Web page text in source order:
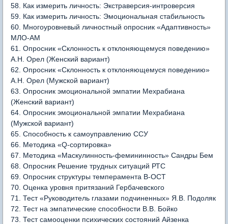
58. Как измерить личность: Экстраверсия-интроверсия
59. Как измерить личность: Эмоциональная стабильность
60. Многоуровневый личностный опросник «Адаптивность»
МЛО-АМ
61. Опросник «Склонность к отклоняющемуся поведению»
А.Н. Орел (Женский вариант)
62. Опросник «Склонность к отклоняющемуся поведению»
А.Н. Орел (Мужской вариант)
63. Опросник эмоциональной эмпатии Мехрабиана
(Женский вариант)
64. Опросник эмоциональной эмпатии Мехрабиана
(Мужской вариант)
65. Способность к самоуправлению ССУ
66. Методика «Q-сортировка»
67. Методика «Маскулинность-фемининность» Сандры Бем
68. Опросник Решение трудных ситуаций РТС
69. Опросник структуры темперамента В-ОСТ
70. Оценка уровня притязаний Гербачевского
71. Тест «Руководитель глазами подчиненных» Я.В. Подоляк
72. Тест на эмпатические способности В.В. Бойко
73. Тест самооценки психических состояний Айзенка